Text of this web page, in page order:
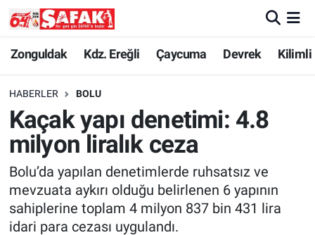
Zonguldak Kdz. Ereğli Çaycuma Devrek Kilimli
HABERLER BOLU
Kaçak yapı denetimi: 4.8
milyon liralık ceza
Bolu’da yapılan denetimlerde ruhsatsız ve
mevzuata aykırı olduğu belirlenen 6 yapının
sahiplerine toplam 4 milyon 837 bin 431 lira
idari para cezası uygulandı.
Zonguldak
Kdz. Ereğli
Çaycuma
Devrek
Kilimli
Zonguldak Nöbetçi Eczaneler
Zonguldak Hava Durumu
Zonguldak Namaz Vakitleri
Zonguldak Trafik Yoğunluk Haritası
Süper Lig Puan Durumu ve Fikstür